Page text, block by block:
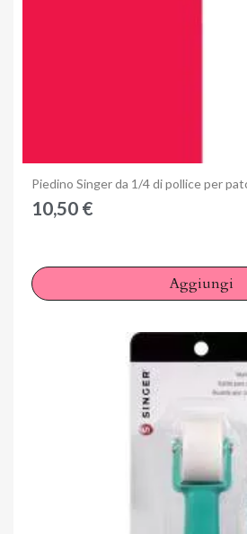
Anteprima
Piedino Singer da 1/4 di pollice per
10,50 €
Aggiungi